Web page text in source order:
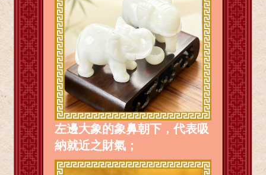
左邊大象的象鼻朝下，代表吸
納就近之財氣；